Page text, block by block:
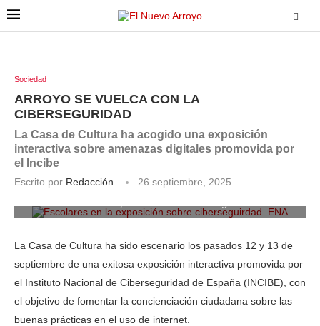
Sociedad
ARROYO SE VUELCA CON LA
CIBERSEGURIDAD
La Casa de Cultura ha acogido una exposición
interactiva sobre amenazas digitales promovida por
el Incibe
Escrito por Redacción
26 septiembre, 2025
La Casa de Cultura ha sido escenario los pasados 12 y 13 de
septiembre de una exitosa exposición interactiva promovida por
el Instituto Nacional de Ciberseguridad de España (INCIBE), con
el objetivo de fomentar la concienciación ciudadana sobre las
buenas prácticas en el uso de internet.